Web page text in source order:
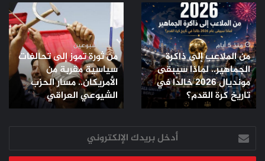
من
الملاعب
إلى
ذاكرة
الجماهير..
لماذا
سيبقى
مونديال
2026
في
تاريخ
كرة
منذ 5 أيام
من الملاعب إلى ذاكرة
الجماهير.. لماذا سيبقى
مونديال 2026 خالدًا في
تاريخ كرة القدم؟
ثورة
تموز
إلى
تحالفات
سياسية
مقربة
من
الأمريكان..
الحزب
الشيوعي
العراقي
منذ أسبوعين
من ثورة تموز إلى تحالفات
سياسية مقربة من
الأمريكان.. مسار الحزب
الشيوعي العراقي
أدخل
بريدك
الإلكتروني